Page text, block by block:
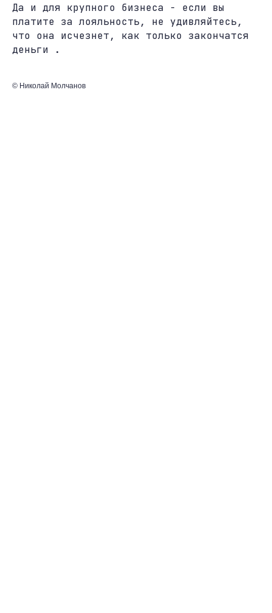
Да и для крупного бизнеса - если вы
платите за лояльность, не удивляйтесь,
что она исчезнет, как только закончатся
деньги .
© Николай Молчанов